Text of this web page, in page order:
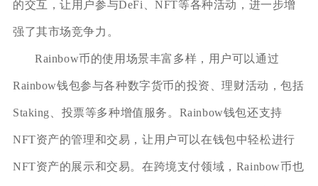
的交互，让用户参与DeFi、NFT等各种活动，进一步增
强了其市场竞争力。
Rainbow币的使用场景丰富多样，用户可以通过
Rainbow钱包参与各种数字货币的投资、理财活动，包括
Staking、投票等多种增值服务。Rainbow钱包还支持
NFT资产的管理和交易，让用户可以在钱包中轻松进行
NFT资产的展示和交易。在跨境支付领域，Rainbow币也